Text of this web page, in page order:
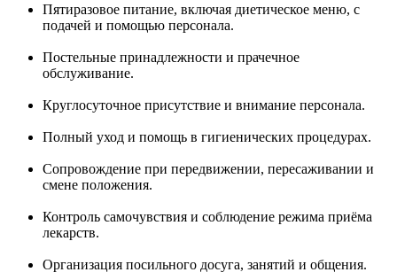
Пятиразовое питание, включая диетическое меню, с
подачей и помощью персонала.
Постельные принадлежности и прачечное
обслуживание.
Круглосуточное присутствие и внимание персонала.
Полный уход и помощь в гигиенических процедурах.
Сопровождение при передвижении, пересаживании и
смене положения.
Контроль самочувствия и соблюдение режима приёма
лекарств.
Организация посильного досуга, занятий и общения.